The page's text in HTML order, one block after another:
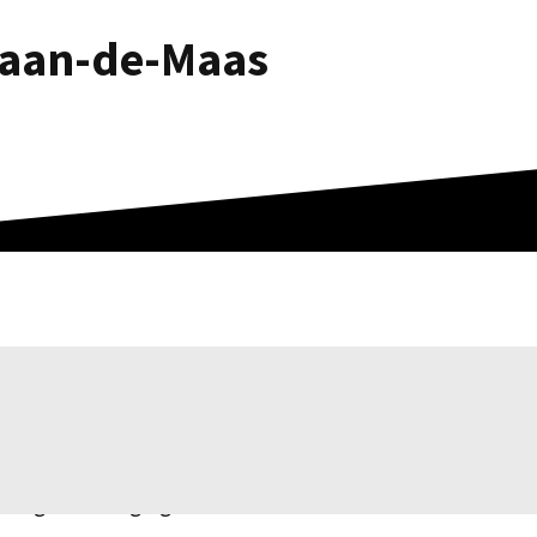
de-Maas
in Mechelen-aan-de-Maas
je gevel de frisse kleur van weleer heeft verloren?
gevelreiniging interessant. Het is niet aan te raden